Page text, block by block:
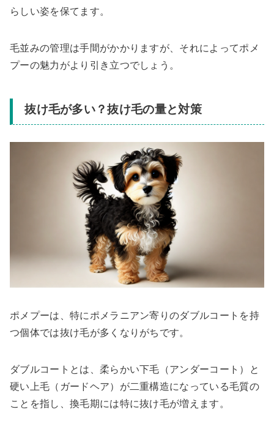
らしい姿を保てます。
毛並みの管理は手間がかかりますが、それによってポメ
プーの魅力がより引き立つでしょう。
抜け毛が多い？抜け毛の量と対策
ポメプーは、特にポメラニアン寄りのダブルコートを持
つ個体では抜け毛が多くなりがちです。
ダブルコートとは、柔らかい下毛（アンダーコート）と
硬い上毛（ガードヘア）が二重構造になっている毛質の
ことを指し、換毛期には特に抜け毛が増えます。